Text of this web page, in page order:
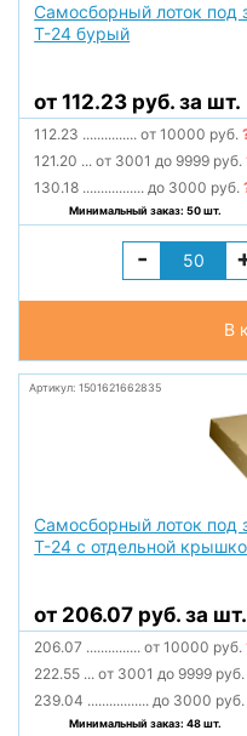
Самосборный лоток
Т-24 бурый
от 112.23 руб. за шт.
112.23 ............... от 10000 руб.
121.20 ... от 3001 до 9999 руб.
130.18 ................. до 3000 руб.
Минимальный заказ: 50 шт.
-
В
Артикул: 1501621662835
Самосборный лоток
Т-24 с отдельной
от 206.07 руб. за шт.
206.07 ............... от 10000 руб.
222.55 ... от 3001 до 9999
239.04 ................. до 3000
Минимальный заказ: 48 шт.